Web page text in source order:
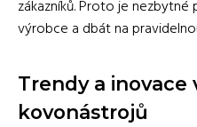
zákazníků. Proto je
výrobce a dbát na
Trendy a inovace
kovonástrojů